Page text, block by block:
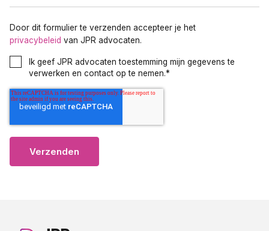
Door dit formulier te verzenden accepteer je het
privacybeleid van JPR advocaten.
Ik geef JPR advocaten toestemming mijn gegevens te
verwerken en contact op te nemen.*